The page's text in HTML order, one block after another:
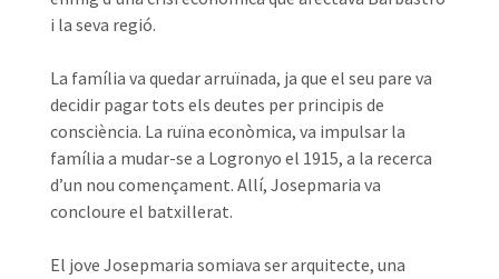
i la seva regió.
La família va quedar arruïnada, ja que el seu pare va
decidir pagar tots els deutes per principis de
consciència. La ruïna econòmica, va impulsar la
família a mudar-se a Logronyo el 1915, a la recerca
d’un nou començament. Allí, Josepmaria va
concloure el batxillerat.
El jove Josepmaria somiava ser arquitecte, una